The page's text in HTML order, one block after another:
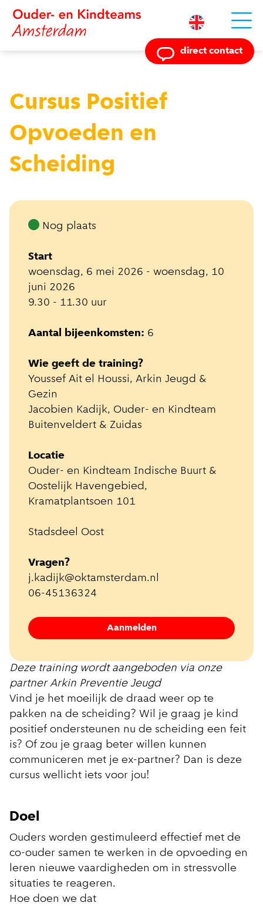
Powered by
direct contact
Cursus Positief
Opvoeden en
Scheiding
Deze training wordt aangeboden via onze
partner Arkin Preventie Jeugd
Vind je het moeilijk de draad weer op te
pakken na de scheiding? Wil je graag je kind
positief ondersteunen nu de scheiding een feit
is? Of zou je graag beter willen kunnen
communiceren met je ex-partner? Dan is deze
cursus wellicht iets voor jou!
Doel
Ouders worden gestimuleerd effectief met de
co-ouder samen te werken in de opvoeding en
leren nieuwe vaardigheden om in stressvolle
situaties te reageren.
Hoe doen we dat
Nog plaats
Start
woensdag, 6 mei 2026 - woensdag, 10
juni 2026
9.30 - 11.30 uur
Aantal bijeenkomsten: 6
Wie geeft de training?
Youssef Ait el Houssi, Arkin Jeugd &
Gezin
Jacobien Kadijk, Ouder- en Kindteam
Buitenveldert & Zuidas
Locatie
Ouder- en Kindteam Indische Buurt &
Oostelijk Havengebied,
Kramatplantsoen 101
Stadsdeel Oost
Vragen?
j.kadijk@oktamsterdam.nl
06-45136324
Aanmelden